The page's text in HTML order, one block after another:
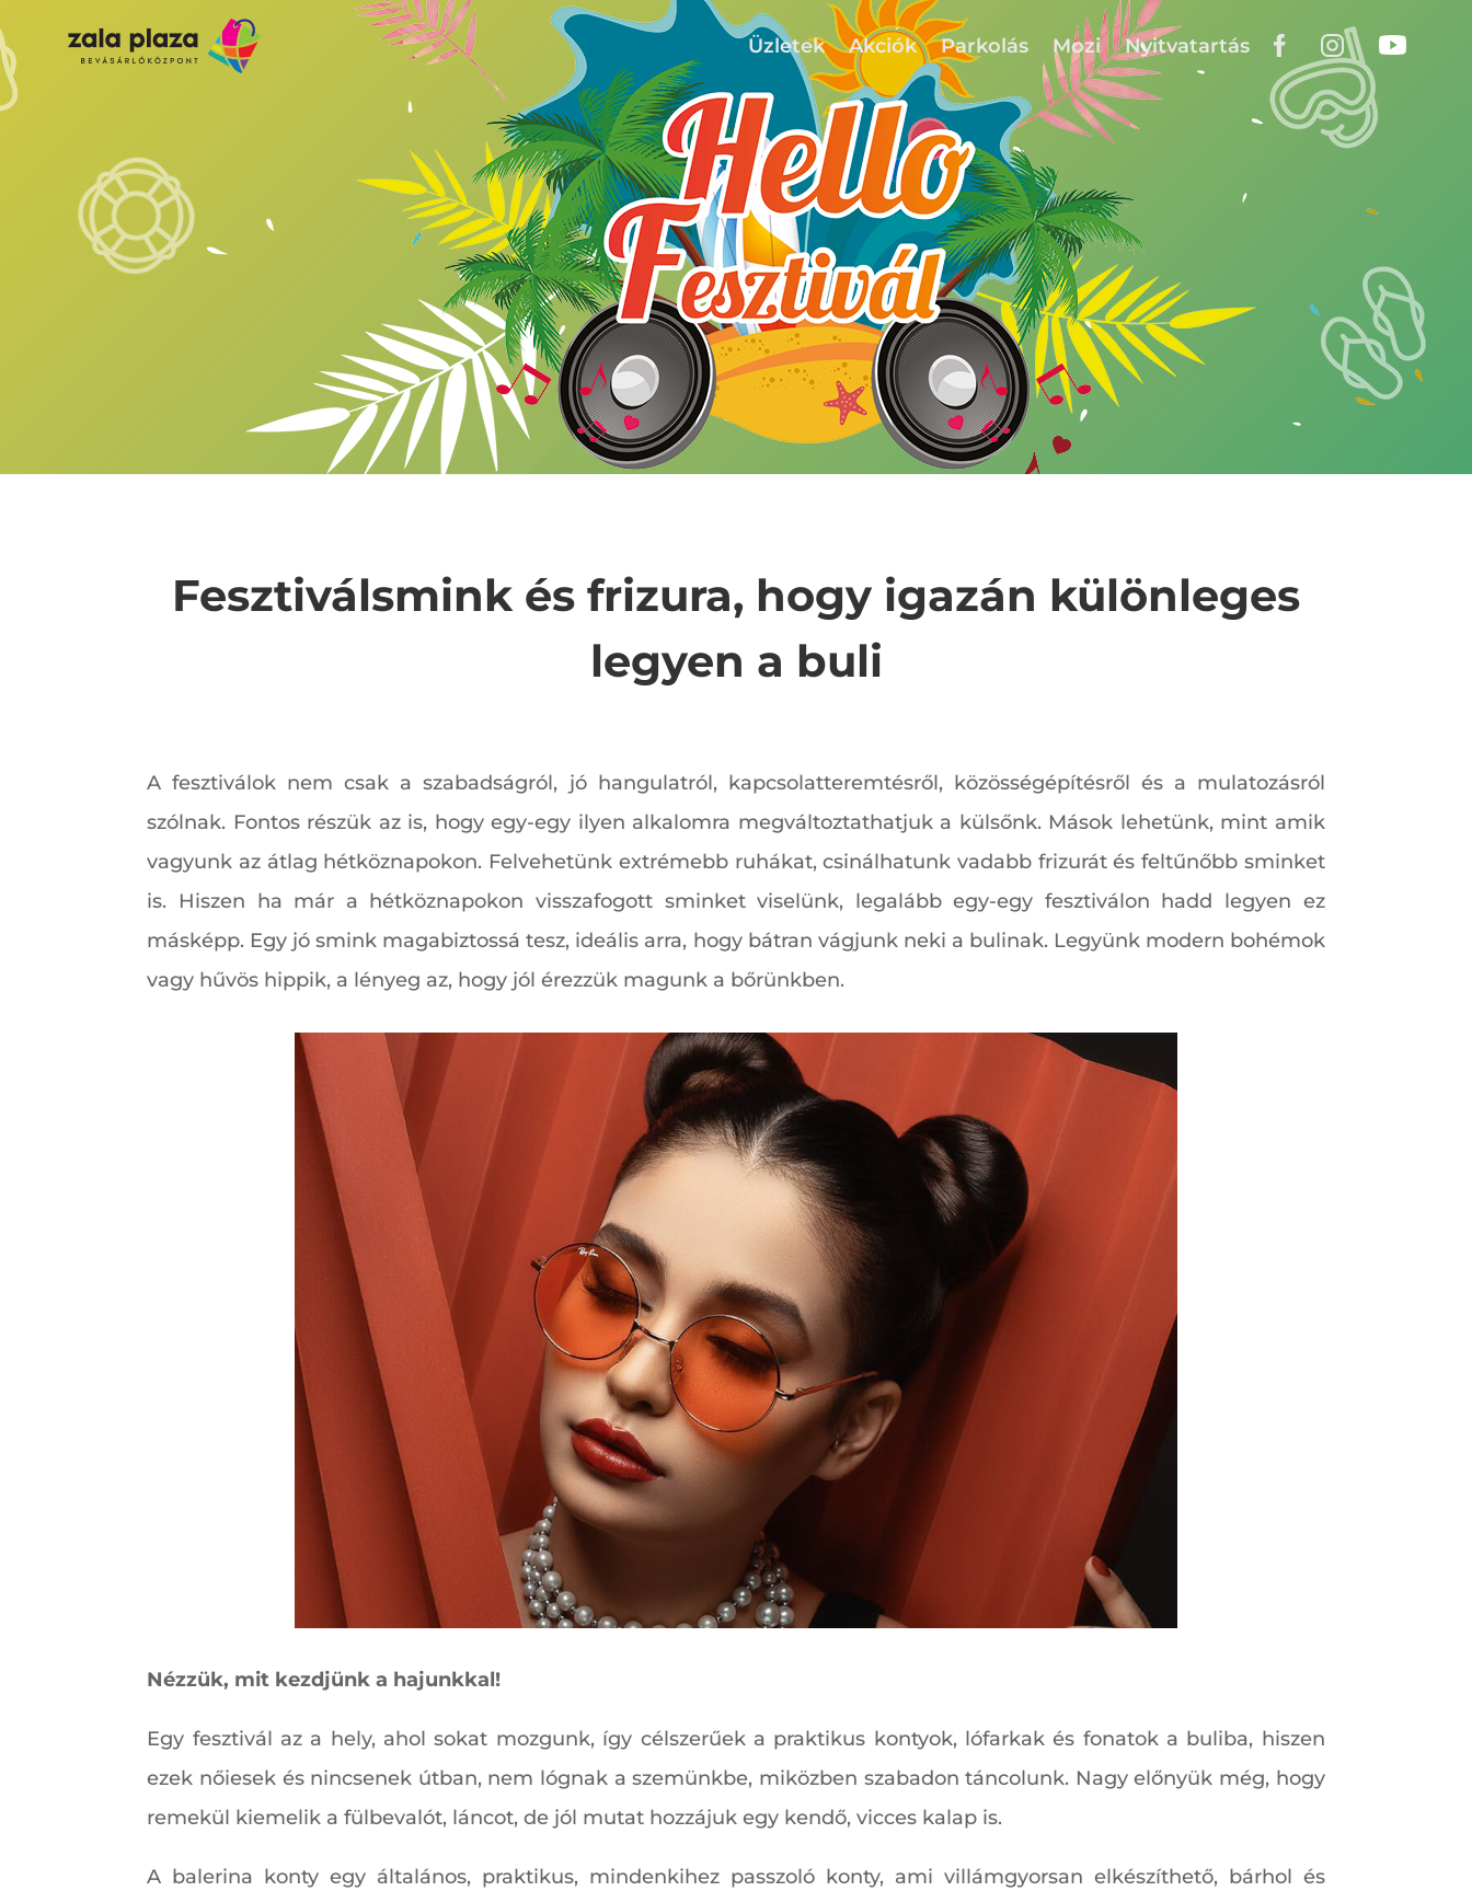
Üzletek Akciók Parkolás Mozi Nyitvatartás
Fesztiválsmink és frizura, hogy igazán különleges
legyen a buli
A fesztiválok nem csak a szabadságról, jó hangulatról, kapcsolatteremtésről, közösségépítésről és a mulatozásról
szólnak. Fontos részük az is, hogy egy-egy ilyen alkalomra megváltoztathatjuk a külsőnk. Mások lehetünk, mint amik
vagyunk az átlag hétköznapokon. Felvehetünk extrémebb ruhákat, csinálhatunk vadabb frizurát és feltűnőbb sminket
is. Hiszen ha már a hétköznapokon visszafogott sminket viselünk, legalább egy-egy fesztiválon hadd legyen ez
másképp. Egy jó smink magabiztossá tesz, ideális arra, hogy bátran vágjunk neki a bulinak. Legyünk modern bohémok
vagy hűvös hippik, a lényeg az, hogy jól érezzük magunk a bőrünkben.
Nézzük, mit kezdjünk a hajunkkal!
Egy fesztivál az a hely, ahol sokat mozgunk, így célszerűek a praktikus kontyok, lófarkak és fonatok a buliba, hiszen
ezek nőiesek és nincsenek útban, nem lógnak a szemünkbe, miközben szabadon táncolunk. Nagy előnyük még, hogy
remekül kiemelik a fülbevalót, láncot, de jól mutat hozzájuk egy kendő, vicces kalap is.
A balerina konty egy általános, praktikus, mindenkihez passzoló konty, ami villámgyorsan elkészíthető, bárhol és